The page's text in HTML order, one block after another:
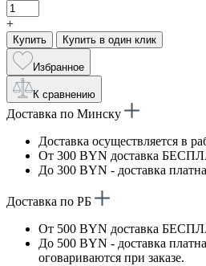
+
Купить Купить в один клик
Избранное
К сравнению
Доставка по Минску
Доставка осуществляется в
От 300 BYN доставка
До 300 BYN - доставка
Доставка по РБ
От 500 BYN доставка
До 500 BYN - доставка
оговариваются при заказе.